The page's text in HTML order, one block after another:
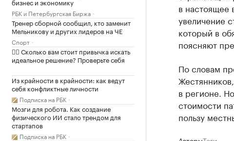
бизнес и экономику
РБК и Петербургская Биржа
Тренер сборной сообщил, кто заменит
Мельникову и других лидеров на ЧЕ
Спорт
✍🏻 Сколько вам стоит привычка искать
идеальное решение? Проверьте себя
Из крайности в крайности: как ведут
себя конфликтные личности
Подписка на РБК
Мозги для робота. Как создание
физического ИИ стало трендом для
стартапов
Подписка на РБК
в настоящее
увеличение
который в
поясняют
По словам
в регионе.
стоимости
пользу